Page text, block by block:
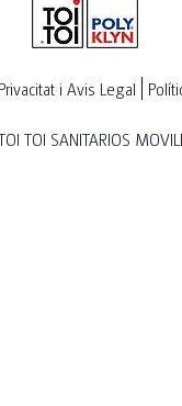
TOI SANITARIOS
i Avis Legal